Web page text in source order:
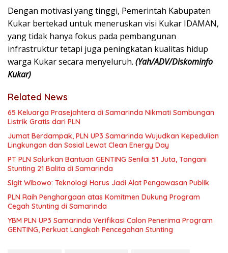
Dengan motivasi yang tinggi, Pemerintah Kabupaten
Kukar bertekad untuk meneruskan visi Kukar IDAMAN,
yang tidak hanya fokus pada pembangunan
infrastruktur tetapi juga peningkatan kualitas hidup
warga Kukar secara menyeluruh. (Yah/ADV/Diskominfo
Kukar)
Related News
65 Keluarga Prasejahtera di Samarinda Nikmati Sambungan
Listrik Gratis dari PLN
Jumat Berdampak, PLN UP3 Samarinda Wujudkan Kepedulian
Lingkungan dan Sosial Lewat Clean Energy Day
PT PLN Salurkan Bantuan GENTING Senilai 51 Juta, Tangani
Stunting 21 Balita di Samarinda
Sigit Wibowo: Teknologi Harus Jadi Alat Pengawasan Publik
PLN Raih Penghargaan atas Komitmen Dukung Program
Cegah Stunting di Samarinda
YBM PLN UP3 Samarinda Verifikasi Calon Penerima Program
GENTING, Perkuat Langkah Pencegahan Stunting